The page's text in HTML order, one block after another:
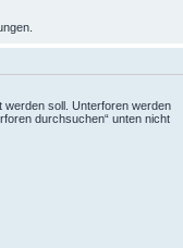
werden soll. Unterforen werden
durchsuchen“ unten nicht